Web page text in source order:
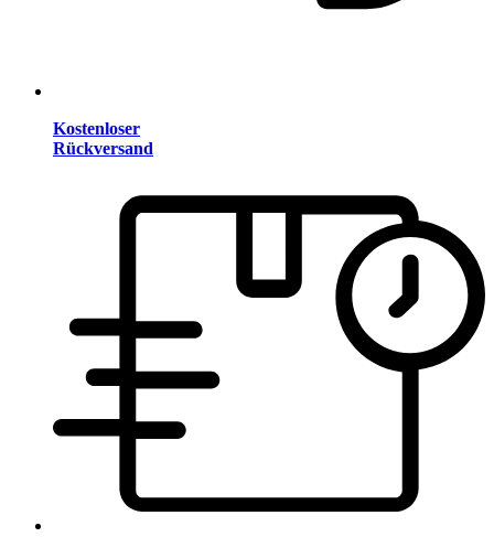
Kostenloser
Rückversand